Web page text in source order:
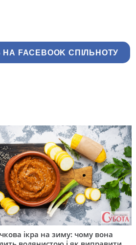
FACEBOOK СПІЛЬНОТУ
ікра на зиму: чому вона